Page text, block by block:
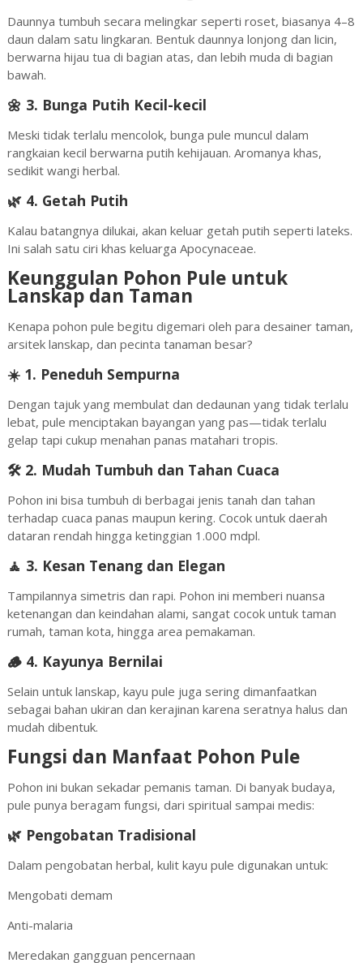
Daunnya tumbuh secara melingkar seperti roset, biasanya 4–8
daun dalam satu lingkaran. Bentuk daunnya lonjong dan licin,
berwarna hijau tua di bagian atas, dan lebih muda di bagian
bawah.
🌼 3. Bunga Putih Kecil-kecil
Meski tidak terlalu mencolok, bunga pule muncul dalam
rangkaian kecil berwarna putih kehijauan. Aromanya khas,
sedikit wangi herbal.
🌿 4. Getah Putih
Kalau batangnya dilukai, akan keluar getah putih seperti lateks.
Ini salah satu ciri khas keluarga Apocynaceae.
Keunggulan Pohon Pule untuk
Lanskap dan Taman
Kenapa pohon pule begitu digemari oleh para desainer taman,
arsitek lanskap, dan pecinta tanaman besar?
☀️ 1. Peneduh Sempurna
Dengan tajuk yang membulat dan dedaunan yang tidak terlalu
lebat, pule menciptakan bayangan yang pas—tidak terlalu
gelap tapi cukup menahan panas matahari tropis.
🛠️ 2. Mudah Tumbuh dan Tahan Cuaca
Pohon ini bisa tumbuh di berbagai jenis tanah dan tahan
terhadap cuaca panas maupun kering. Cocok untuk daerah
dataran rendah hingga ketinggian 1.000 mdpl.
🧘 3. Kesan Tenang dan Elegan
Tampilannya simetris dan rapi. Pohon ini memberi nuansa
ketenangan dan keindahan alami, sangat cocok untuk taman
rumah, taman kota, hingga area pemakaman.
🪵 4. Kayunya Bernilai
Selain untuk lanskap, kayu pule juga sering dimanfaatkan
sebagai bahan ukiran dan kerajinan karena seratnya halus dan
mudah dibentuk.
Fungsi dan Manfaat Pohon Pule
Pohon ini bukan sekadar pemanis taman. Di banyak budaya,
pule punya beragam fungsi, dari spiritual sampai medis:
🌿 Pengobatan Tradisional
Dalam pengobatan herbal, kulit kayu pule digunakan untuk:
Mengobati demam
Anti-malaria
Meredakan gangguan pencernaan